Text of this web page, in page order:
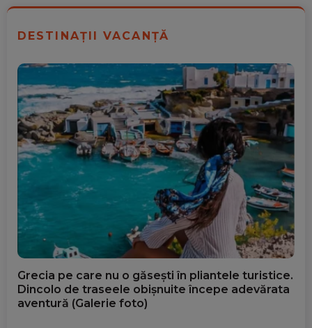
DESTINAȚII VACANȚĂ
Grecia pe care nu o găsești în pliantele turistice.
Dincolo de traseele obișnuite începe adevărata
aventură (Galerie foto)